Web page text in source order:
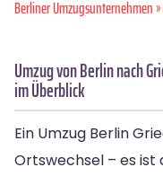
Berliner Umzugsunternehmen
Umzug von Berlin nach
im Überblick
Ein Umzug Berlin
Ortswechsel – es ist